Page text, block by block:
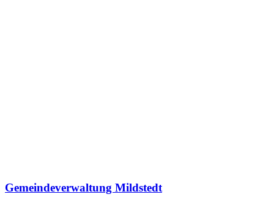
Gemeindeverwaltung Mildstedt